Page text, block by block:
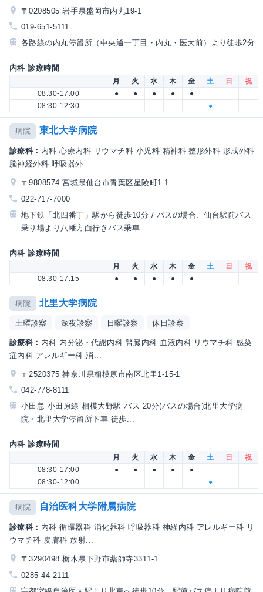
〒0208505 岩手県盛岡市内丸19-1
019-651-5111
各路線の内丸停留所（中央通一丁目・内丸・医大前）より徒歩2分
内科 診療時間
月 火 水 木 金 土 日
祝
08:30-17:00
● ● ● ●
●
08:30-12:30
●
病院 東北大学病院
診療科： 内科 心療内科 リウマチ科 小児科 精神科 整形外科 形成外科
脳神経外科 呼吸器外...
〒9808574 宮城県仙台市青葉区星陵町1-1
022-717-7000
地下鉄「北四番丁」駅から徒歩10分 / バスの場合、仙台駅前バス
乗り場より八幡方面行きバス乗車...
内科 診療時間
月 火 水 木 金 土 日
祝
08:30-17:15
● ● ● ● ●
病院 北里大学病院
土曜診察 深夜診察 日曜診察 休日診察
診療科： 内科 内分泌・代謝内科 腎臓内科 血液内科 リウマチ科 感染
症内科 アレルギー科 消...
〒2520375 神奈川県相模原市南区北里1-15-1
042-778-8111
小田急 小田原線 相模大野駅 バス 20分(バスの場合)北里大学病
院・北里大学停留所下車 徒歩...
内科 診療時間
月 火 水 木 金 土 日
祝
08:30-17:00
● ● ● ●
●
08:30-12:00
●
病院 自治医科大学附属病院
診療科： 内科 循環器科 消化器科 呼吸器科 神経内科 アレルギー科 リ
ウマチ科 皮膚科 放射...
〒3290498 栃木県下野市薬師寺3311-1
0285-44-2111